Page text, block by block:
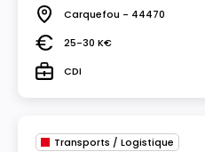
Lieu Carquefou - 44470
Salaire25-30 K€
TypeCDI
Transports / Logistique